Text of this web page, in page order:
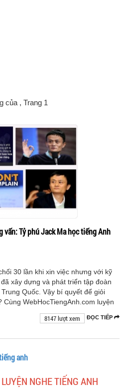
của , Trang 1
vấn: Tỷ phú Jack Ma học tiếng Anh
30 lần khi xin việc nhưng với kỹ
xây dựng và phát triển tập đoàn
Quốc. Vậy bí quyết để giỏi
Cùng WebHocTiengAnh.com luyện
ĐỌC TIẾP
8147 lượt xem
anh
NGHE TIẾNG ANH